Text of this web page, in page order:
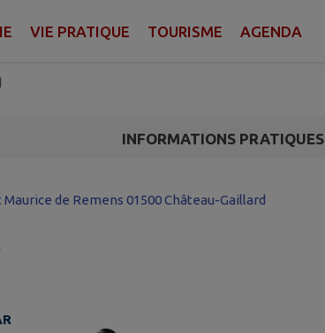
VIE PRATIQUE TOURISME AGENDA
INFORMATIONS PRATIQUES
Maurice de Remens 01500 Château-Gaillard